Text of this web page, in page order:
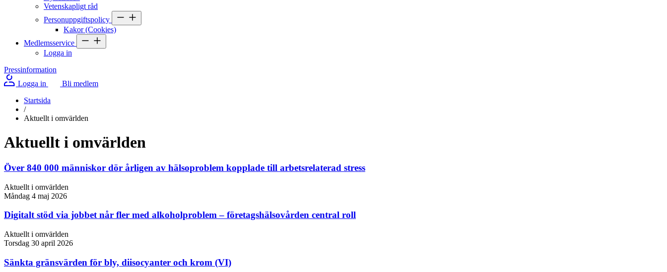
Vetenskapligt råd
Personuppgiftspolicy
Kakor (Cookies)
Medlemsservice
Logga in
Pressinformation
Logga in
Bli medlem
Startsida
/
Aktuellt i omvärlden
Aktuellt i omvärlden
Över 840 000 människor dör årligen av hälsoproblem kopplade till arbetsrelaterad stress
Aktuellt i omvärlden
Måndag 4 maj 2026
Digitalt stöd via jobbet når fler med alkoholproblem – företagshälsovården central roll
Aktuellt i omvärlden
Torsdag 30 april 2026
Sänkta gränsvärden för bly, diisocyanter och krom (VI)